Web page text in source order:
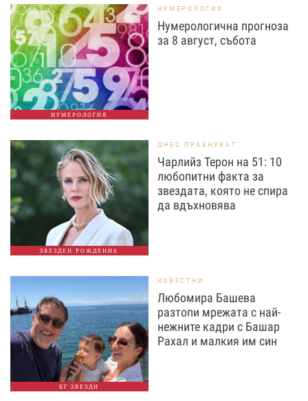
НУМЕРОЛОГИЯ
НУМЕРОЛОГИЯ
Нумерологична прогноза
за 8 август, събота
ЗВЕЗДЕН РОЖДЕНИК
ДНЕС ПРАЗНУВАТ
Чарлийз Терон на 51: 10
любопитни факта за
звездата, която не спира
да вдъхновява
БГ ЗВЕЗДИ
ИЗВЕСТНИ
Любомира Башева
разтопи мрежата с най-
нежните кадри с Башар
Рахал и малкия им син